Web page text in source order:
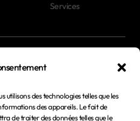
utilisons des technologies telles que les
des appareils. Le fait de
de traiter des données telles que le
Services